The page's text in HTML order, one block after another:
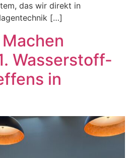
das wir direkt in
[…]
Wasserstoff-
in